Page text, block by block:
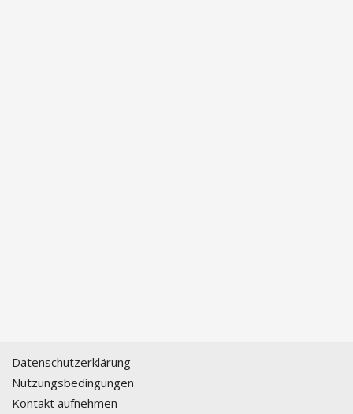
Datenschutzerklärung
Nutzungsbedingungen
Kontakt aufnehmen